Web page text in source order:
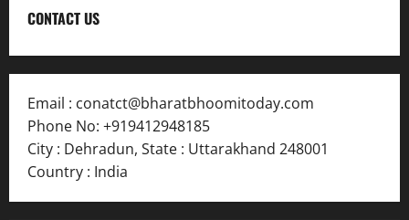
CONTACT US
Email : conatct@bharatbhoomitoday.com
Phone No: +919412948185
City : Dehradun, State : Uttarakhand 248001
Country : India